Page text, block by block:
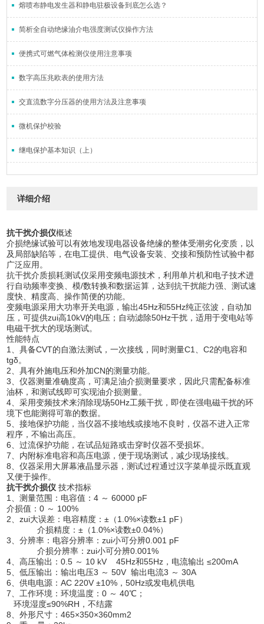
熔喷布静电发生器和静电驻极设备到底怎么选？
简析全自动绝缘油介电强度测试仪操作方法
便携式可燃气体检测仪使用注意事项
数字高压兆欧表的使用方法
交直流数字分压器的使用方法及注意事项
微机保护校验
继电保护基本知识（上）
详细介绍
抗干扰介损仪概述
介损绝缘试验可以有效地发现电器设备绝缘的整体受潮劣化变质，以
及局部缺陷等，在电工提供、电气设备安装、交接和预防性试验中都
广泛应用。
抗干扰介质损耗测试仪采用变频电源技术，利用单片机和电子技术进
行自动频率变换、模/数转换和数据运算，达到抗干扰能力强、测试速
度快、精度高、操作简便的功能。
变频电源采用大功率开关电源，输出45Hz和55Hz纯正弦波，自动加
压，可提供zui高10kV的电压；自动滤除50Hz干扰，适用于变电站等
电磁干扰大的现场测试。
性能特点
1、具备CVT的自激法测试，一次接线，同时测量C1、C2的电容和
tgδ。
2、具有外施电压和外加CN的测量功能。
3、仪器测量准确度高，可满足油介损测量要求，因此只需配备标准
油杯，和测试线即可实现油介损测量。
4、采用变频技术来消除现场50Hz工频干扰，即使在强电磁干扰的环
境下也能测得可靠的数据。
5、接地保护功能，当仪器不接地线或接地不良时，仪器不进入正常
程序，不输出高压。
6、过流保护功能，在试品短路或击穿时仪器不受损坏。
7、内附标准电容和高压电源，便于现场测试，减少现场接线。
8、仪器采用大屏幕液晶显示器，测试过程通过汉字菜单提示既直观
又便于操作。
抗干扰介损仪技术指标
1、测量范围：电容值：4 ～ 60000 pF
介损值：0 ～ 100%
2、zui大误差：电容精度：±（1.0%×读数±1 pF）
介损精度：±（1.0%×读数±0.04%）
3、分辨率：电容分辨率：zui小可分辨0.001 pF
介损分辨率：zui小可分辨0.001%
4、高压输出：0.5 ～ 10 kV 45Hz和55Hz，电流输出 ≤200mA
5、低压输出：输出电压3 ～ 50V 输出电流3 ～ 30A
6、供电电源：AC 220V ±10%，50Hz或发电机供电
7、工作环境：环境温度：0 ～ 40℃；
环境湿度≤90%RH，不结露
8、外形尺寸：465×350×360mm2